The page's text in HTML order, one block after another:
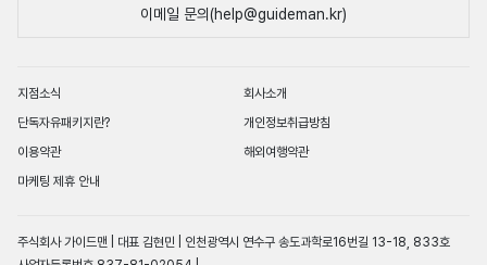
이메일 문의(help@guideman.kr)
지점소식
회사소개
단독자유패키지란?
개인정보취급방침
이용약관
해외여행약관
마케팅 제휴 안내
주식회사 가이드맨 | 대표 김현민 | 인천광역시 연수구 송도과학로16번길 13-18, 833호